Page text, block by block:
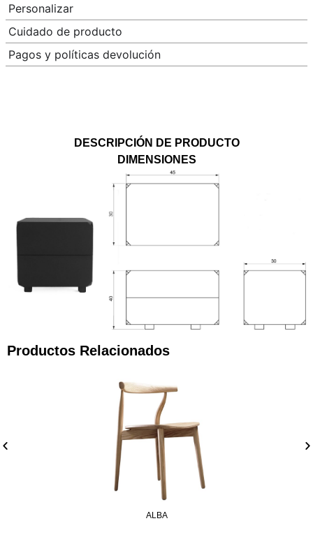
Personalizar
Cuidado de producto
Pagos y políticas devolución
DESCRIPCIÓN DE PRODUCTO
DIMENSIONES
Productos Relacionados
ALBA